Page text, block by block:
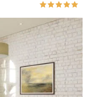
100%